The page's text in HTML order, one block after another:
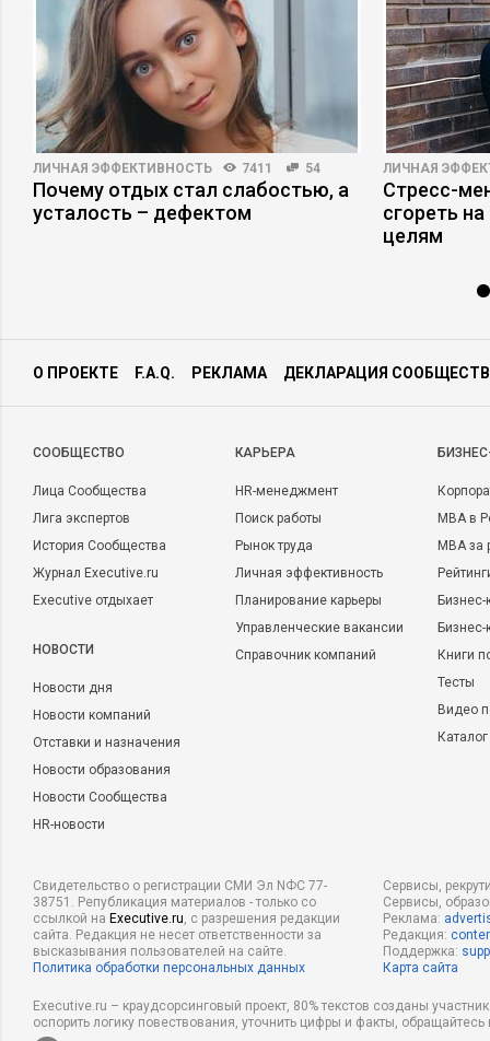
ЛИЧНАЯ ЭФФЕКТИВНОСТЬ 7411 54
Почему отдых стал слабостью, а
усталость – дефектом
ЛИЧНАЯ
Стресс-
сгореть
целям
О ПРОЕКТЕ F.A.Q. РЕКЛАМА ДЕКЛАРАЦИЯ
CООБЩЕСТВО
Лица Сообщества
Лига экспертов
История Сообщества
Журнал Executive.ru
Executive отдыхает
НОВОСТИ
Новости дня
Новости компаний
Отставки и назначения
Новости образования
Новости Сообщества
HR-новости
КАРЬЕРА
HR-менеджмент
Поиск работы
Рынок труда
Личная эффективность
Планирование карьеры
Управленческие вакансии
Справочник компаний
MBA в
MBA
Бизнес-
Книги
Тесты
Видео
Свидетельство о регистрации СМИ Эл NФС 77-
38751. Републикация материалов - только со
ссылкой на Executive.ru, с разрешения редакции
сайта. Редакция не несет ответственности за
высказывания пользователей на сайте.
Политика обработки персональных данных
Сервисы,
Сервисы,
Реклама:
Редакция:
Поддержка:
Карта сайта
Executive.ru – краудсорсинговый проект, 80% текстов созданы
оспорить логику повествования, уточнить цифры и факты,